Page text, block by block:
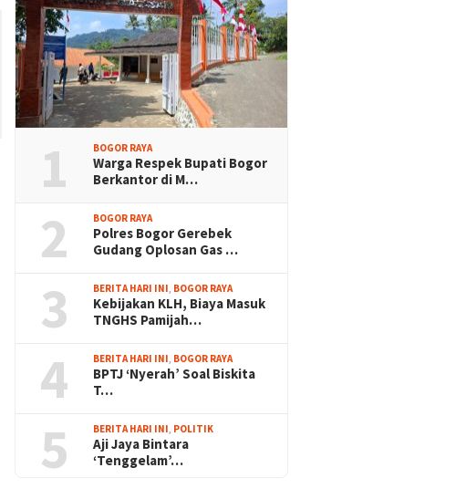
1 BOGOR RAYA
Warga Respek Bupati Bogor
Berkantor di M…
2 BOGOR RAYA
Polres Bogor Gerebek
Gudang Oplosan Gas …
3 BERITA HARI INI, BOGOR RAYA
Kebijakan KLH, Biaya Masuk
TNGHS Pamijah…
4 BERITA HARI INI, BOGOR RAYA
BPTJ ‘Nyerah’ Soal Biskita
T…
5 BERITA HARI INI, POLITIK
Aji Jaya Bintara
‘Tenggelam’…